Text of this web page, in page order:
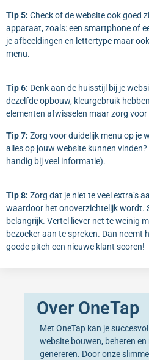
Tip 5: Check of de website ook goed
apparaat, zoals: een smartphone of
je afbeeldingen en lettertype maar
menu.
Tip 6: Denk aan de huisstijl bij je
dezelfde opbouw, kleurgebruik
elementen afwisselen maar zorg
Tip 7: Zorg voor duidelijk menu op je
alles op jouw website kunnen vinden?
handig bij veel informatie).
Tip 8: Zorg dat je niet te veel extra’s
waardoor het onoverzichtelijk wordt.
belangrijk. Vertel liever net te weinig
bezoeker aan te spreken. Dan neemt
goede pitch een nieuwe klant scoren!
Over OneTap
Met OneTap kan je
website bouwen, beheren en
genereren. Door onze